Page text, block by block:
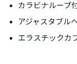
カラビナループ
アジャスタブル
エラスチックカ